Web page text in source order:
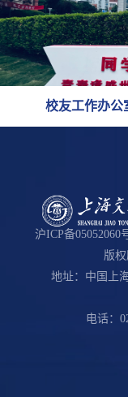
校友工作办公
沪ICP备05052060
版
地址：中国上
电话：